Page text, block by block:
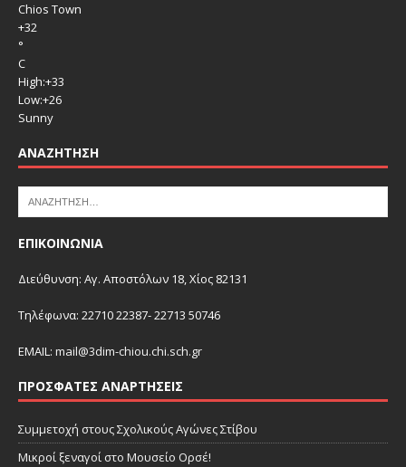
Chios Town
+32
°
C
High:+33
Low:+26
Sunny
ΑΝΑΖΉΤΗΣΗ
ΕΠΙΚΟΙΝΩΝΙΑ
Διεύθυνση: Αγ. Αποστόλων 18, Χίος 82131
Τηλέφωνα: 22710 22387- 22713 50746
EMAIL: mail@3dim-chiou.chi.sch.gr
ΠΡΌΣΦΑΤΕΣ ΑΝΑΡΤΉΣΕΙΣ
Συμμετοχή στους Σχολικούς Αγώνες Στίβου
Μικροί ξεναγοί στο Μουσείο Ορσέ!